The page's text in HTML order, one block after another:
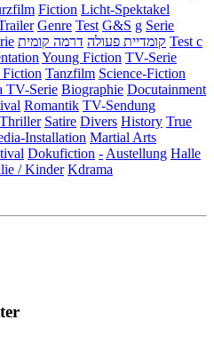
Fiction Licht-Spektakel
Genre Test G&S g Serie
קומדיית פעולה דרמה קומית
Test c
Young Fiction TV-Serie
Fiction Tanzfilm Science-Fiction
TV-Serie Biographie Docutainment
Romantik TV-Sendung
Satire Divers History True
Installation Martial Arts
Dokufiction - Austellung Halle
/ Kinder Kdrama